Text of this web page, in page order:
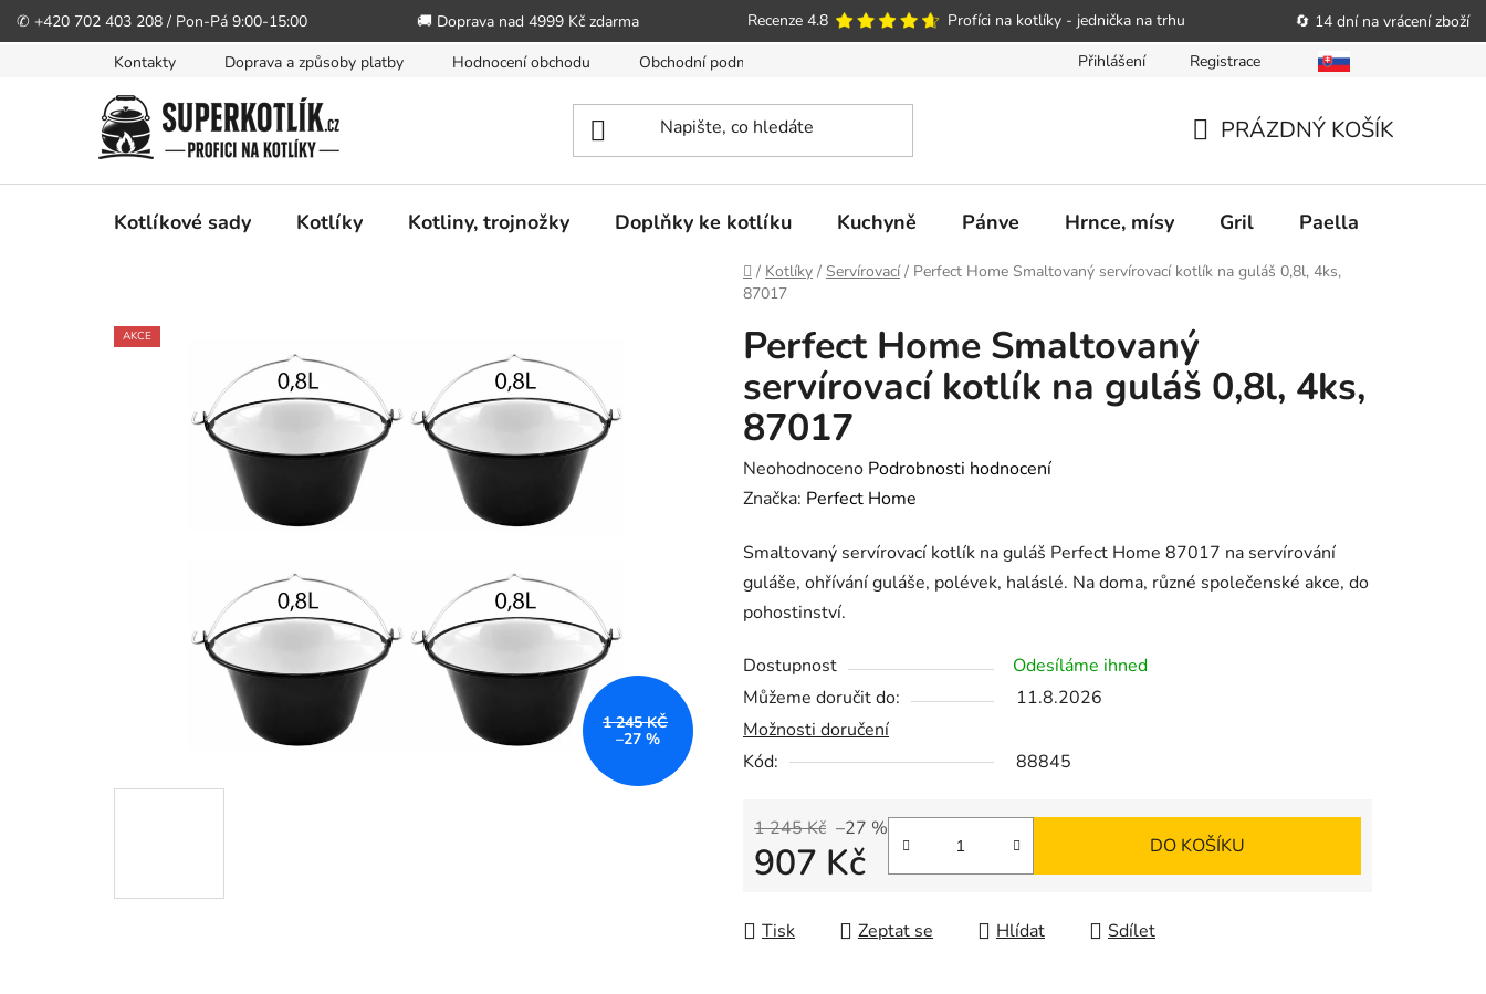
✆ +420 702 403 208 / Pon-Pá 9:00-15:00 🚚 Doprava nad 4999 Kč zdarma Recenze 4.8 Profíci na kotlíky - jednička na trhu 🔄 14 dní na vrácení zboží
Kontakty Doprava a způsoby platby Hodnocení obchodu Obchodní podmínky Poučení o právu spotřebitele podat obchodníkovi žádost o nápravu Reklamační řád
Přihlášení Registrace
KOŠÍK
PRÁZDNÝ KOŠÍK
Kotlíkové sady Kotlíky Kotliny, trojnožky Doplňky ke kotlíku Kuchyně Pánve Hrnce, mísy Gril Paella
Domů
/ Kotlíky / Servírovací / Perfect Home Smaltovaný servírovací kotlík na guláš 0,8l, 4ks,
87017
Perfect Home Smaltovaný
servírovací kotlík na guláš 0,8l, 4ks,
87017
Průměrné
hodnocení
je
0,0
z
hvězdiček.
Neohodnoceno Podrobnosti hodnocení
Značka: Perfect Home
Smaltovaný servírovací kotlík na guláš Perfect Home 87017 na servírování
guláše, ohřívání guláše, polévek, haláslé. Na doma, různé společenské akce, do
pohostinství.
Dostupnost
Odesíláme ihned
Můžeme doručit do:
11.8.2026
Možnosti doručení
Kód:
88845
1 245 Kč –27 %
907 Kč DO KOŠÍKU
Tisk Zeptat se Hlídat Sdílet
AKCE
1 245 KČ
–27 %